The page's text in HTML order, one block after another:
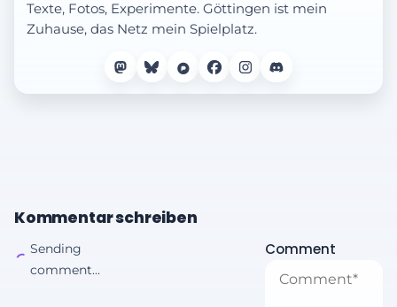
Texte, Fotos, Experimente. Göttingen ist mein
Zuhause, das Netz mein Spielplatz.
Kommentar schreiben
Sending
comment...
Comment